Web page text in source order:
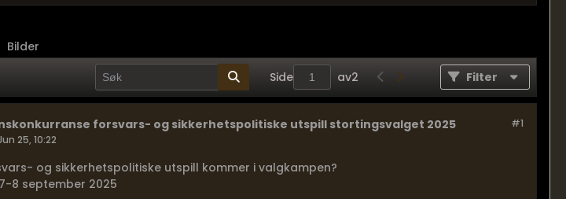
Bilder
Side
av2 Filter
#1
forsvars- og sikkerhetspolitiske utspill stortingsvalget 2025
25, 10:22
og sikkerhetspolitiske utspill kommer i valgkampen?
8 september 2025